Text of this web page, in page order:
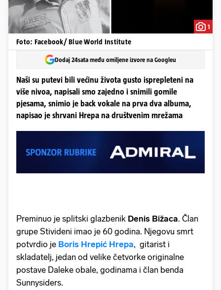
1
Foto: Facebook/ Blue World Institute
Dodaj 24sata među omiljene izvore na Googleu
Naši su putevi bili većinu života gusto isprepleteni na
više nivoa, napisali smo zajedno i snimili gomile
pjesama, snimio je back vokale na prva dva albuma,
napisao je shrvani Hrepa na društvenim mrežama
Preminuo je splitski glazbenik Denis Bižaca. Član
grupe Stivideni imao je 60 godina. Njegovu smrt
potvrdio je Boris Hrepić Hrepa, gitarist i
skladatelj, jedan od velike četvorke originalne
postave Daleke obale, godinama i član benda
Sunnysiders.